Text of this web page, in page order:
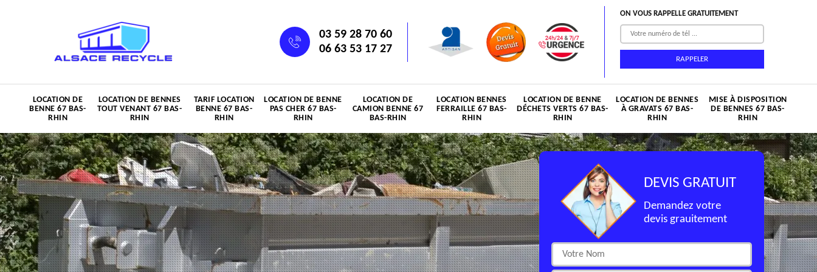
03 59 28 70 60
06 63 53 17 27
ON VOUS RAPPELLE GRATUITEMENT
LOCATION DE
BENNE 67 BAS-
RHIN
LOCATION DE BENNES
TOUT VENANT 67 BAS-
RHIN
TARIF LOCATION
BENNE 67 BAS-
RHIN
LOCATION DE BENNE
PAS CHER 67 BAS-
RHIN
LOCATION DE
CAMION BENNE 67
BAS-RHIN
LOCATION BENNES
FERRAILLE 67 BAS-
RHIN
LOCATION DE BENNE
DÉCHETS VERTS 67 BAS-
RHIN
LOCATION DE BENNES
À GRAVATS 67 BAS-
RHIN
MISE À DISPOSITION
DE BENNES 67 BAS-
RHIN
DEVIS GRATUIT
Demandez votre
devis grauitement